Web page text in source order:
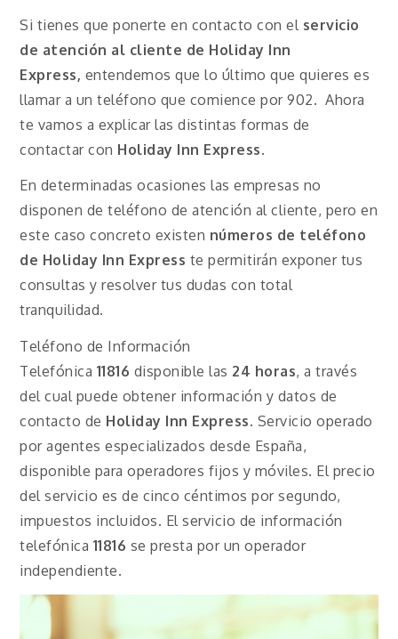
Si tienes que ponerte en contacto con el servicio
de atención al cliente de Holiday Inn
Express, entendemos que lo último que quieres es
llamar a un teléfono que comience por 902. Ahora
te vamos a explicar las distintas formas de
contactar con Holiday Inn Express.
En determinadas ocasiones las empresas no
disponen de teléfono de atención al cliente, pero en
este caso concreto existen números de teléfono
de Holiday Inn Express te permitirán exponer tus
consultas y resolver tus dudas con total
tranquilidad.
Teléfono de Información
Telefónica 11816 disponible las 24 horas, a través
del cual puede obtener información y datos de
contacto de Holiday Inn Express. Servicio operado
por agentes especializados desde España,
disponible para operadores fijos y móviles. El precio
del servicio es de cinco céntimos por segundo,
impuestos incluidos. El servicio de información
telefónica 11816 se presta por un operador
independiente.